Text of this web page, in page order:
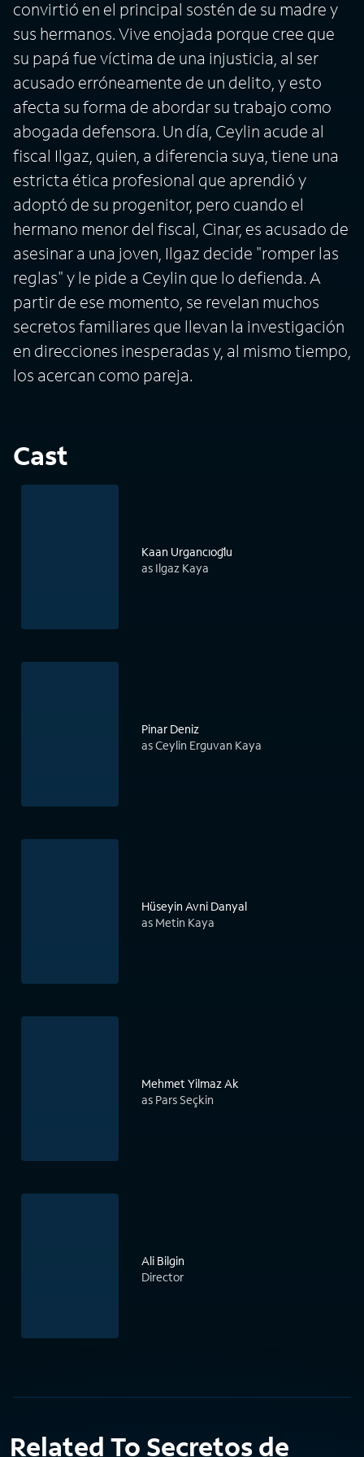
convirtió en el principal sostén de su madre y
sus hermanos. Vive enojada porque cree que
su papá fue víctima de una injusticia, al ser
acusado erróneamente de un delito, y esto
afecta su forma de abordar su trabajo como
abogada defensora. Un día, Ceylin acude al
fiscal Ilgaz, quien, a diferencia suya, tiene una
estricta ética profesional que aprendió y
adoptó de su progenitor, pero cuando el
hermano menor del fiscal, Cinar, es acusado de
asesinar a una joven, Ilgaz decide "romper las
reglas" y le pide a Ceylin que lo defienda. A
partir de ese momento, se revelan muchos
secretos familiares que llevan la investigación
en direcciones inesperadas y, al mismo tiempo,
los acercan como pareja.
Cast
Kaan Urgancıoğlu
as Ilgaz Kaya
Pinar Deniz
as Ceylin Erguvan Kaya
Hüseyin Avni Danyal
as Metin Kaya
Mehmet Yilmaz Ak
as Pars Seçkin
Ali Bilgin
Director
Related To Secretos de